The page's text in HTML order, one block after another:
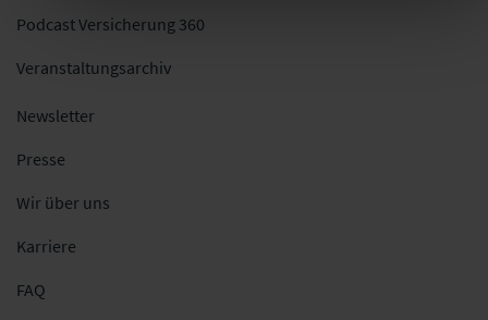
Podcast Versicherung 360
Veranstaltungsarchiv
Newsletter
Presse
Wir über uns
Karriere
FAQ